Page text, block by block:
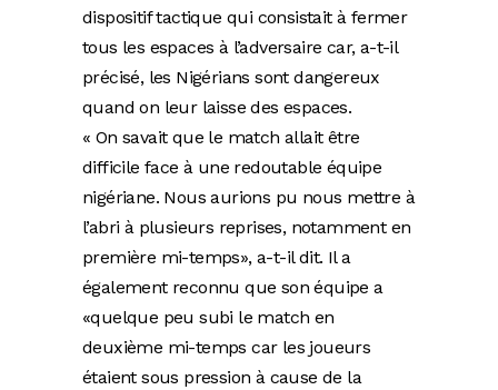
dispositif tactique qui consistait à fermer
tous les espaces à l’adversaire car, a-t-il
précisé, les Nigérians sont dangereux
quand on leur laisse des espaces.
« On savait que le match allait être
difficile face à une redoutable équipe
nigériane. Nous aurions pu nous mettre à
l’abri à plusieurs reprises, notamment en
première mi-temps», a-t-il dit. Il a
également reconnu que son équipe a
«quelque peu subi le match en
deuxième mi-temps car les joueurs
étaient sous pression à cause de la